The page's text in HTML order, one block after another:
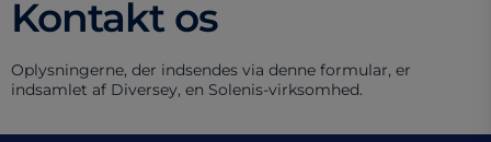
Kontakt os
Oplysningerne, der indsendes via denne formular, er
indsamlet af Diversey, en Solenis-virksomhed.